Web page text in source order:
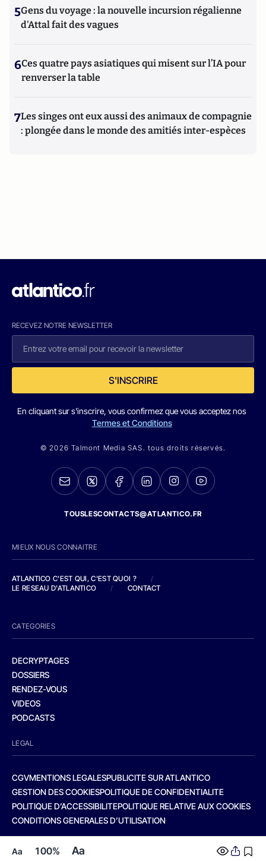
Aa 100% Aa
5Gens du voyage : la nouvelle incursion régalienne
d'Attal fait des vagues
6Ces quatre pays asiatiques qui misent sur l’IA pour
renverser la table
7Les singes ont eux aussi des animaux de compagnie
: plongée dans le monde des amitiés inter-espèces
RECEVEZ NOTRE NEWSLETTER
S'INSCRIRE
En cliquant sur s'inscrire, vous confirmez que vous acceptez nos
Termes et Conditions
© 2026 Talmont Media SAS. tous droits réservés.
TOUSLESCONTACTS@ATLANTICO.FR
MIEUX NOUS CONNAITRE
ATLANTICO C'EST QUI, C'EST QUOI ?
/
LE RESEAU D'ATLANTICO
/ CONTACT
CATEGORIES
DECRYPTAGES
DOSSIERS
RENDEZ-VOUS
VIDEOS
PODCASTS
LEGAL
CGVMENTIONS LEGALESPUBLICITE SUR ATLANTICO
GESTION DES COOKIESPOLITIQUE DE CONFIDENTIALITE
POLITIQUE D’ACCESSIBILITEPOLITIQUE RELATIVE AUX COOKIES
CONDITIONS GENERALES D’UTILISATION